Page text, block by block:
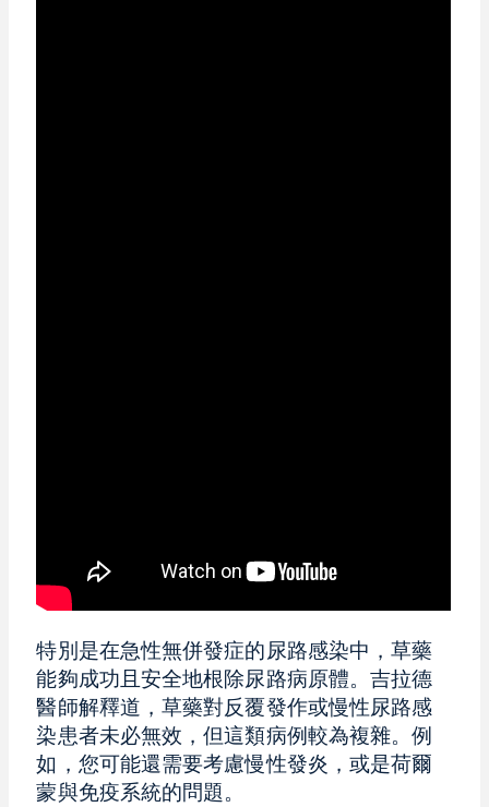
特別是在急性無併發症的尿路感染中，草藥
能夠成功且安全地根除尿路病原體。吉拉德
醫師解釋道，草藥對反覆發作或慢性尿路感
染患者未必無效，但這類病例較為複雜。例
如，您可能還需要考慮慢性發炎，或是荷爾
蒙與免疫系統的問題。